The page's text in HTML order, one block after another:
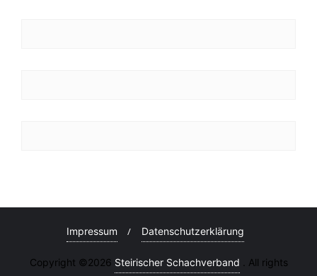
Impressum Datenschutzerklärung
Copyright ©2026 Steirischer Schachverband . All rights